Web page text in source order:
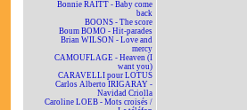
Bonnie RAITT - Baby come
back
BOONS - The score
Boum BOMO - Hit-parades
Brian WILSON - Love and
mercy
CAMOUFLAGE - Heaven (I
want you)
CARAVELLI pour LOTUS
Carlos Alberto IRIGARAY -
Navidad Criolla
Caroline LOEB - Mots croisés /